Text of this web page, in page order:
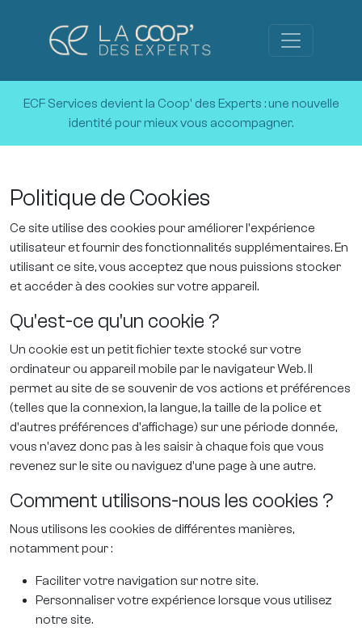
ECF Services devient la Coop' des Experts :une nouvelle
identité pour mieux vous accompagner.
Politique de Cookies
Ce site utilise des cookies pour améliorer l'expérience
utilisateur et fournir des fonctionnalités supplémentaires. En
utilisant ce site, vous acceptez que nous puissions stocker
et accéder à des cookies sur votre appareil.
Qu'est-ce qu'un cookie ?
Un cookie est un petit fichier texte stocké sur votre
ordinateur ou appareil mobile par le navigateur Web. Il
permet au site de se souvenir de vos actions et préférences
(telles que la connexion, la langue, la taille de la police et
d'autres préférences d'affichage) sur une période donnée,
vous n'avez donc pas à les saisir à chaque fois que vous
revenez sur le site ou naviguez d'une page à une autre.
Comment utilisons-nous les cookies ?
Nous utilisons les cookies de différentes manières,
notamment pour :
Faciliter votre navigation sur notre site.
Personnaliser votre expérience lorsque vous utilisez
notre site.